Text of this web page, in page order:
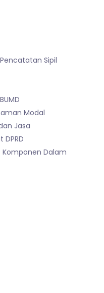
Sipil
Modal
Jasa
DPRD
Dalam